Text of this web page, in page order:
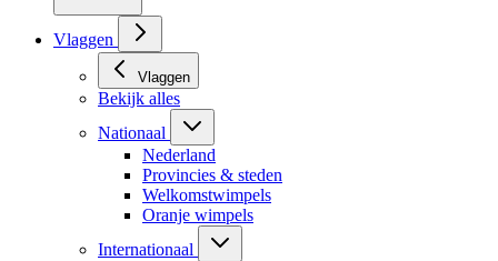
Vlaggen
Vlaggen
Bekijk alles
Nationaal
Nederland
Provincies & steden
Welkomstwimpels
Oranje wimpels
Internationaal